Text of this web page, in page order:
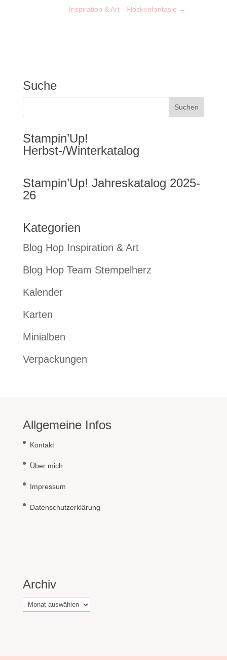
Inspiration & Art - Flockenfantasie →
Suche
Stampin’Up!
Herbst-/Winterkatalog
Stampin’Up! Jahreskatalog 2025-
26
Kategorien
Blog Hop Inspiration & Art
Blog Hop Team Stempelherz
Kalender
Karten
Minialben
Verpackungen
Allgemeine Infos
Kontakt
Über mich
Impressum
Datenschutzerklärung
Archiv
Archiv